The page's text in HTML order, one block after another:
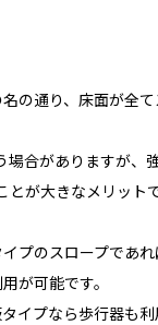
の通り、床面が全
場合がありますが、
とが大きなメリットで
プのスロープであ
が可能です。
イプなら歩行器も利